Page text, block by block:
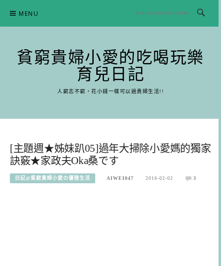
content
MENU
貧窮貴婦小愛的吃喝玩樂
育兒日記
人窮志不窮，花小錢一樣可以過貴婦生活!!
[主題週★姊妹趴05]過年大掃除小愛媽的獨家
訣竅★家政夫Oka桑です
日記@貧窮貴婦小愛の優雅生活 AIWEI047 2016-02-02 3